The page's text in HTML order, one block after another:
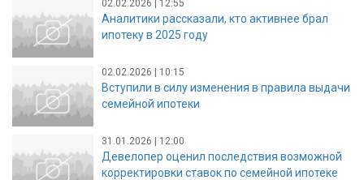
02.02.2026 | 12:55
Аналитики рассказали, кто активнее брал
ипотеку в 2025 году
02.02.2026 | 10:15
Вступили в силу изменения в правила выдачи
семейной ипотеки
31.01.2026 | 12:00
Девелопер оценил последствия возможной
корректировки ставок по семейной ипотеке